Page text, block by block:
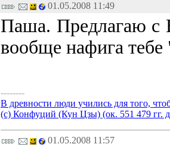
01.05.2008 11:49
Паша. Предлагаю с
вообще нафига
--------
В древности люди учились для того,
(с) Конфуций (Кун Цзы) (ок. 551 479 гг.
01.05.2008 11:57